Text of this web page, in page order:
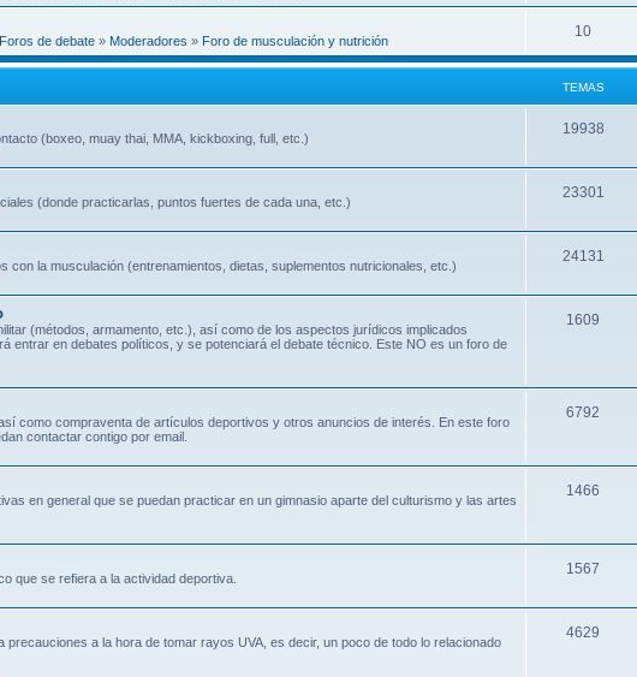
Foros de debate » Moderadores » Foro de musculación y nutrición
10
TEMAS
(boxeo, muay thai, MMA, kickboxing, full, etc.)
19938
(donde practicarlas, puntos fuertes de cada una, etc.)
23301
con la musculación (entrenamientos, dietas, suplementos nutricionales, etc.)
24131
(métodos, armamento, etc.), así como de los aspectos jurídicos implicados
entrar en debates políticos, y se potenciará el debate técnico. Este NO es un foro de
1609
como compraventa de artículos deportivos y otros anuncios de interés. En este foro
contactar contigo por email.
6792
en general que se puedan practicar en un gimnasio aparte del culturismo y las artes
1466
que se refiera a la actividad deportiva.
1567
precauciones a la hora de tomar rayos UVA, es decir, un poco de todo lo relacionado
4629